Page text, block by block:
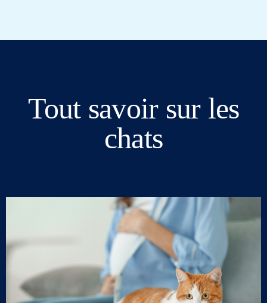
Tout savoir sur les
chats